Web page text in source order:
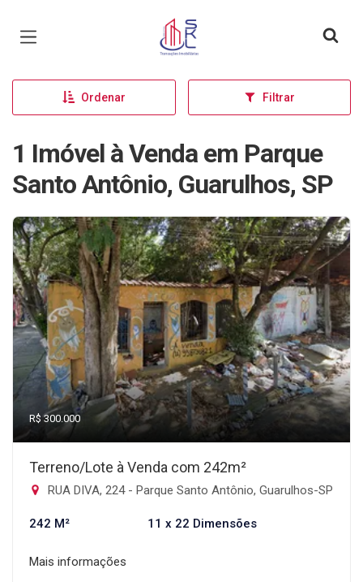
Página inicial
Ordenar Filtrar
1 Imóvel à Venda em Parque
Santo Antônio, Guarulhos, SP
R$ 300.000
Terreno/Lote à Venda com 242m²
RUA DIVA, 224 - Parque Santo Antônio, Guarulhos-SP
242 M² 11 x 22 Dimensões
Mais informações